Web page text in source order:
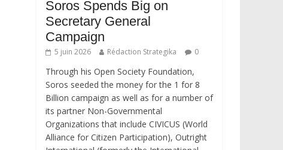
Soros Spends Big on
Secretary General
Campaign
5 juin 2026 Rédaction Strategika 0
Through his Open Society Foundation,
Soros seeded the money for the 1 for 8
Billion campaign as well as for a number of
its partner Non-Governmental
Organizations that include CIVICUS (World
Alliance for Citizen Participation), Outright